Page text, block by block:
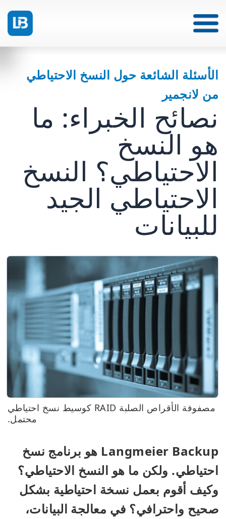
الأسئلة الشائعة حول النسخ الاحتياطي
من لانجمير
نصائح الخبراء: ما
هو النسخ
الاحتياطي؟ النسخ
الاحتياطي الجيد
للبيانات
مصفوفة الأقراص الصلبة RAID كوسيط نسخ احتياطي
محتمل.
Langmeier Backup هو برنامج نسخ
احتياطي. ولكن ما هو النسخ الاحتياطي؟
وكيف أقوم بعمل نسخة احتياطية بشكل
صحيح واحترافي؟ في معالجة البيانات،